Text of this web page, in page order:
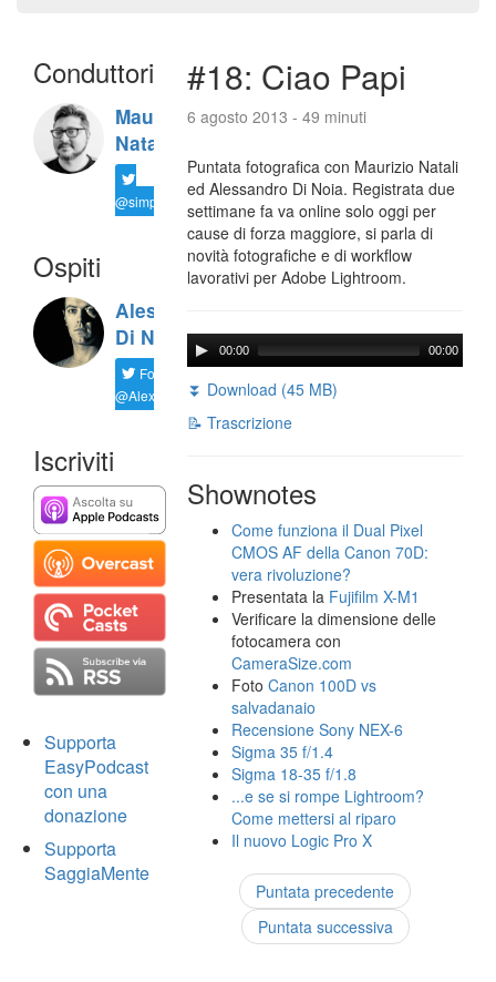
Conduttori
Maurizio
Natali
@simplemal
Ospiti
Alessandro
Di Noia
Follow
@AlexD75
Iscriviti
Supporta
EasyPodcast
con una
donazione
Supporta
SaggiaMente
#18: Ciao Papi
6 agosto 2013 - 49 minuti
Puntata fotografica con Maurizio Natali
ed Alessandro Di Noia. Registrata due
settimane fa va online solo oggi per
cause di forza maggiore, si parla di
novità fotografiche e di workflow
lavorativi per Adobe Lightroom.
00:00 00:00
⏬ Download (45 MB)
📝 Trascrizione
Shownotes
Come funziona il Dual Pixel
CMOS AF della Canon 70D:
vera rivoluzione?
Presentata la Fujifilm X-M1
Verificare la dimensione delle
fotocamera con
CameraSize.com
FotoCanon 100D vs
salvadanaio
Recensione Sony NEX-6
Sigma 35 f/1.4
Sigma 18-35 f/1.8
...e se si rompe Lightroom?
Come mettersi al riparo
Il nuovo Logic Pro X
Puntata precedente
Puntata successiva